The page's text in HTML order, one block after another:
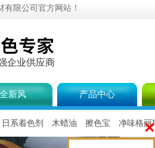
限公司官方网站！
企业供应商
新风 产品中心
日系着色剂 木蜡油 擦色宝 净味格丽
×